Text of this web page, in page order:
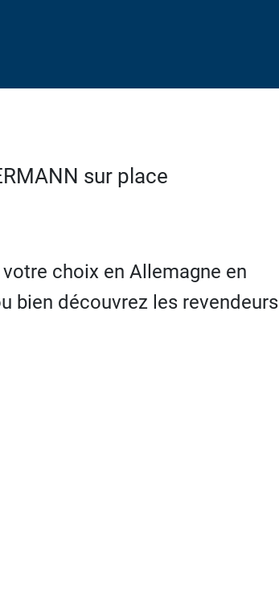
sur place
choix en Allemagne en
bien découvrez les revendeurs